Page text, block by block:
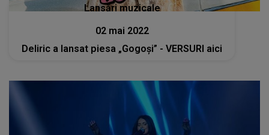
Lansări muzicale
02 mai 2022
Deliric a lansat piesa „Gogoși” - VERSURI aici